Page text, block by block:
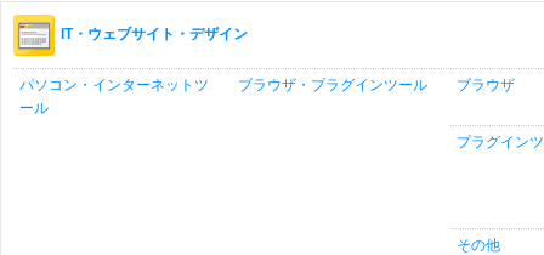
IT・ウェブサイト・デザイン
パソコン・インターネットツ
ール
ブラウザ・プラグインツール ブラウザ
プラグイン
その他